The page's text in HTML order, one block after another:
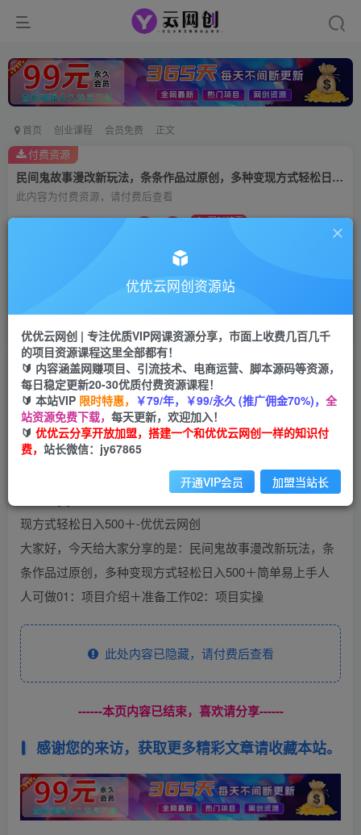
首页 创业课程 会员免费 正文
民间鬼故事漫改新玩法，条条作品过原创，多种变现方式轻松日入500＋
此内容为付费资源，请付费后查看
9.9 限时特惠
立即购买
付费资源
民间鬼故事漫改新玩法，条条作品过原创，多种变
现方式轻松日入500＋
优优云网创
2年前发布
关注 私信
45 0
大家好，今天给大家分享的是：民间鬼故事漫改新玩法，条
条作品过原创，多种变现方式轻松日入500＋简单易上手人
人可做01：项目介绍＋准备工作02：项目实操
此处内容已隐藏，请付费后查看
------本页内容已结束，喜欢请分享------
感谢您的来访，获取更多精彩文章请收藏本站。
优优云网创资源站
优优云网创 | 专注优质VIP网课资源分享，市面上收费几百几千
的项目资源课程这里全部都有！
🔰 内容涵盖网赚项目、引流技术、电商运营、脚本源码等资源，
每日稳定更新20-30优质付费资源课程！
🔰 本站VIP 限时特惠， ￥79/年，￥99/永久 (推广佣金70%)， 全
站资源免费下载， 每天更新，欢迎加入！
🔰 优优云分享开放加盟，搭建一个和优优云网创一样的知识付
费， 站长微信：jy67865
开通VIP会员 加盟当站长